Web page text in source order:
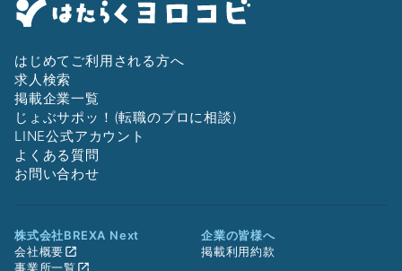
はじめてご利用される方へ
求人検索
掲載企業一覧
じょぶサポッ！(転職のプロに相談)
LINE公式アカウント
よくある質問
お問い合わせ
株式会社BREXA Next
会社概要
事業所一覧
企業の皆様へ
掲載利用約款